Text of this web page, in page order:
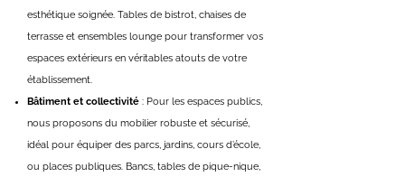
esthétique soignée. Tables de bistrot, chaises de
terrasse et ensembles lounge pour transformer vos
espaces extérieurs en véritables atouts de votre
établissement.
Bâtiment et collectivité : Pour les espaces publics,
nous proposons du mobilier robuste et sécurisé,
idéal pour équiper des parcs, jardins, cours d’école,
ou places publiques. Bancs, tables de pique-nique,